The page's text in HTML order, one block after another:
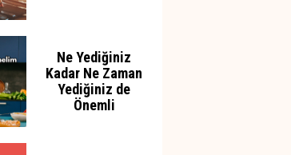
Ne Yediğiniz
Kadar Ne Zaman
Yediğiniz de
Önemli